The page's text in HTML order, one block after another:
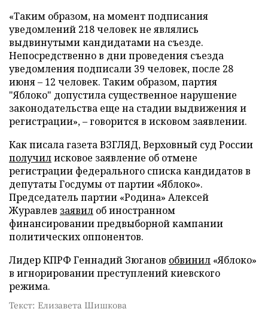
«Таким образом, на момент подписания
уведомлений 218 человек не являлись
выдвинутыми кандидатами на съезде.
Непосредственно в дни проведения съезда
уведомления подписали 39 человек, после 28
июня – 12 человек. Таким образом, партия
"Яблоко" допустила существенное нарушение
законодательства еще на стадии выдвижения и
регистрации», – говорится в исковом заявлении.
Как писала газета ВЗГЛЯД, Верховный суд России
получилисковое заявление об отмене
регистрации федерального списка кандидатов в
депутаты Госдумы от партии «Яблоко».
Председатель партии «Родина» Алексей
Журавлев заявил об иностранном
финансировании предвыборной кампании
политических оппонентов.
Лидер КПРФ Геннадий Зюганов обвинил «Яблоко»
в игнорировании преступлений киевского
режима.
Текст: Елизавета Шишкова